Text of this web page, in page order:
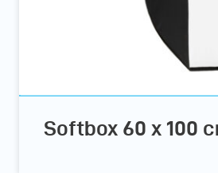
Softbox 60 x 100